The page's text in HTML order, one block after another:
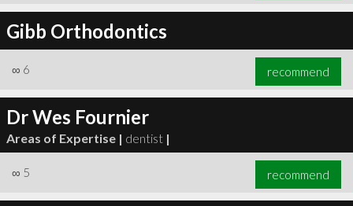
Gibb Orthodontics
∞ 6 recommend
Dr Wes Fournier
Areas of Expertise | dentist |
∞ 5 recommend